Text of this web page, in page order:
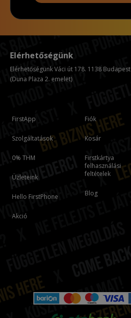
FirstApp
Szolgáltatások
0% THM
Üzleteink
Hello FirstPhone
Akció
Fiók
Kosár
Firstkártya
felhasználási
feltételek
Blog
Elérhetőségünk
Elérhetőségünk Váci út 178. 1138 Budapest
(Duna Plaza 2. emelet)